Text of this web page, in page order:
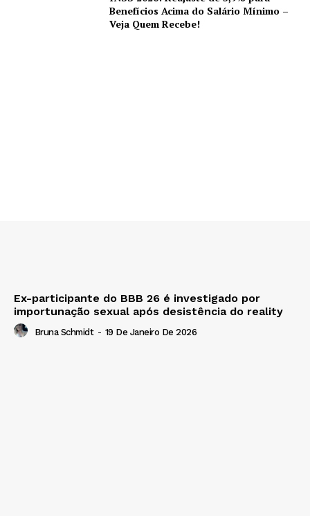
Benefícios Acima do Salário Mínimo –
Veja Quem Recebe!
Ex-participante do BBB 26 é investigado por
importunação sexual após desistência do reality
Bruna Schmidt - 19 De Janeiro De 2026